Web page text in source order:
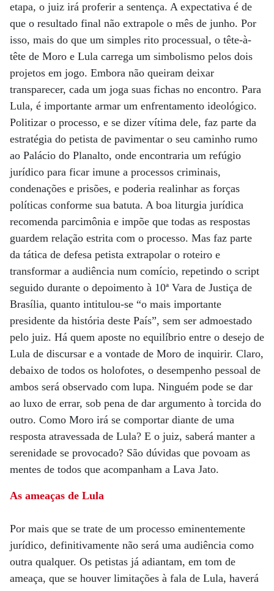
etapa, o juiz irá proferir a sentença. A expectativa é de
que o resultado final não extrapole o mês de junho. Por
isso, mais do que um simples rito processual, o tête-à-
tête de Moro e Lula carrega um simbolismo pelos dois
projetos em jogo. Embora não queiram deixar
transparecer, cada um joga suas fichas no encontro. Para
Lula, é importante armar um enfrentamento ideológico.
Politizar o processo, e se dizer vítima dele, faz parte da
estratégia do petista de pavimentar o seu caminho rumo
ao Palácio do Planalto, onde encontraria um refúgio
jurídico para ficar imune a processos criminais,
condenações e prisões, e poderia realinhar as forças
políticas conforme sua batuta. A boa liturgia jurídica
recomenda parcimônia e impõe que todas as respostas
guardem relação estrita com o processo. Mas faz parte
da tática de defesa petista extrapolar o roteiro e
transformar a audiência num comício, repetindo o script
seguido durante o depoimento à 10ª Vara de Justiça de
Brasília, quanto intitulou-se “o mais importante
presidente da história deste País”, sem ser admoestado
pelo juiz. Há quem aposte no equilíbrio entre o desejo de
Lula de discursar e a vontade de Moro de inquirir. Claro,
debaixo de todos os holofotes, o desempenho pessoal de
ambos será observado com lupa. Ninguém pode se dar
ao luxo de errar, sob pena de dar argumento à torcida do
outro. Como Moro irá se comportar diante de uma
resposta atravessada de Lula? E o juiz, saberá manter a
serenidade se provocado? São dúvidas que povoam as
mentes de todos que acompanham a Lava Jato.
As ameaças de Lula
Por mais que se trate de um processo eminentemente
jurídico, definitivamente não será uma audiência como
outra qualquer. Os petistas já adiantam, em tom de
ameaça, que se houver limitações à fala de Lula, haverá